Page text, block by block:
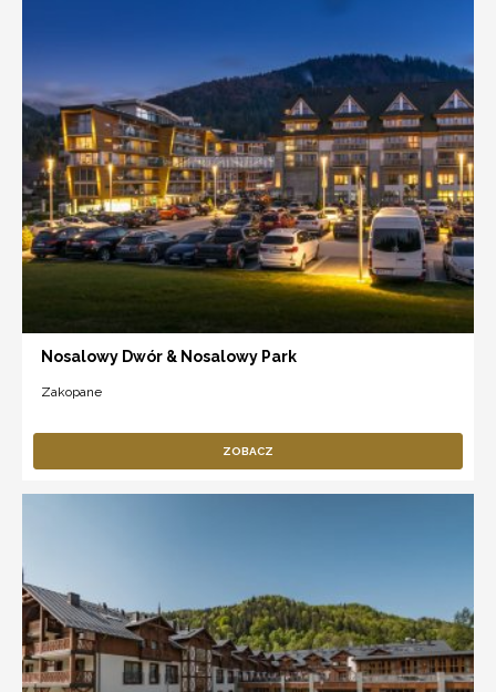
Nosalowy Dwór & Nosalowy Park
Zakopane
ZOBACZ